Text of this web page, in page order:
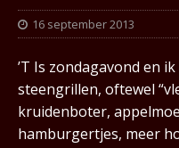
16 september 2013
’T Is zondagavond en
steengrillen, oftewel
kruidenboter,
hamburgertjes, meer